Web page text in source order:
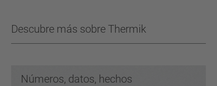
Descubre más sobre Thermik
Números, datos, hechos